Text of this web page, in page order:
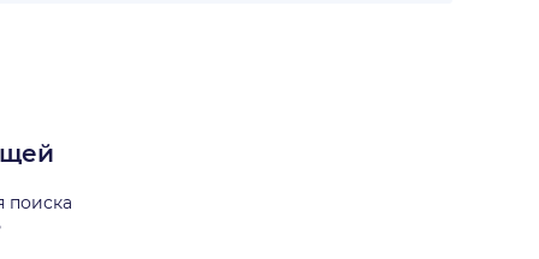
поиска